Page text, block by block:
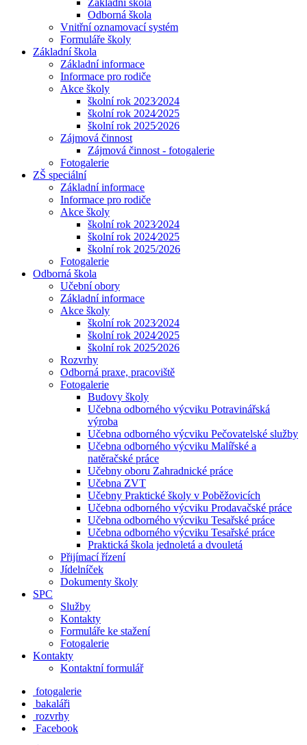
Základní škola
Odborná škola
Vnitřní oznamovací systém
Formuláře školy
Základní škola
Základní informace
Informace pro rodiče
Akce školy
školní rok 2023⁄2024
školní rok 2024⁄2025
školní rok 2025⁄2026
Zájmová činnost
Zájmová činnost - fotogalerie
Fotogalerie
ZŠ speciální
Základní informace
Informace pro rodiče
Akce školy
školní rok 2023⁄2024
školní rok 2024⁄2025
školní rok 2025/2026
Fotogalerie
Odborná škola
Učební obory
Základní informace
Akce školy
školní rok 2023⁄2024
školní rok 2024⁄2025
školní rok 2025⁄2026
Rozvrhy
Odborná praxe, pracoviště
Fotogalerie
Budovy školy
Učebna odborného výcviku Potravinářská
výroba
Učebna odborného výcviku Pečovatelské služby
Učebna odborného výcviku Malířské a
natěračské práce
Učebny oboru Zahradnické práce
Učebna ZVT
Učebny Praktické školy v Poběžovicích
Učebna odborného výcviku Prodavačské práce
Učebna odborného výcviku Tesařské práce
Učebna odborného výcviku Tesařské práce
Praktická škola jednoletá a dvouletá
Přijímací řízení
Jídelníček
Dokumenty školy
SPC
Služby
Kontakty
Formuláře ke stažení
Fotogalerie
Kontakty
Kontaktní formulář
fotogalerie
bakaláři
rozvrhy
Facebook